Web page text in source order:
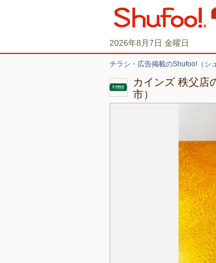
2026年8月7日 金曜日
チラシ・広告掲載のShufoo!（シ
カインズ 秩父店
市）